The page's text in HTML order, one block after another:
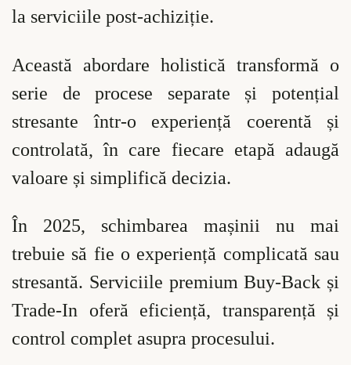
la serviciile post-achiziție.
Această abordare holistică transformă o
serie de procese separate și potențial
stresante într-o experiență coerentă și
controlată, în care fiecare etapă adaugă
valoare și simplifică decizia.
În 2025, schimbarea mașinii nu mai
trebuie să fie o experiență complicată sau
stresantă. Serviciile premium Buy-Back și
Trade-In oferă eficiență, transparență și
control complet asupra procesului.